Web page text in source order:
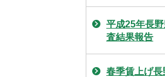
平成25年長
査結果報告
春季賃上げ